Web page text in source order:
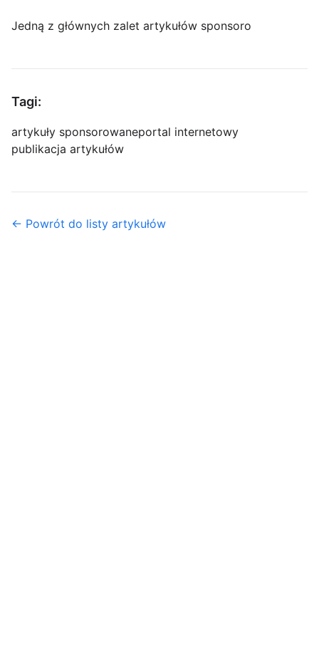
Jedną z głównych zalet artykułów sponsoro
Tagi:
artykuły sponsorowaneportal internetowy
publikacja artykułów
← Powrót do listy artykułów